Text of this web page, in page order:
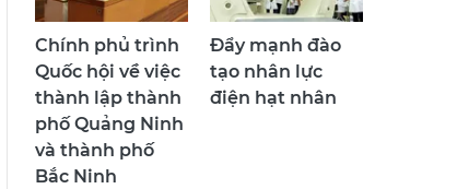
Chính phủ trình
Quốc hội về việc
thành lập thành
phố Quảng Ninh
và thành phố
Bắc Ninh
Đẩy mạnh đào
tạo nhân lực
điện hạt nhân